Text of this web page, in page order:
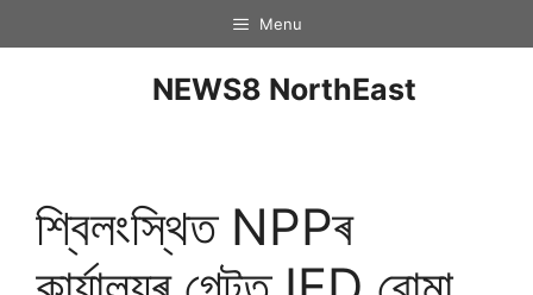
Menu
NEWS8 NorthEast
শ্বিলংস্থিত NPPৰ